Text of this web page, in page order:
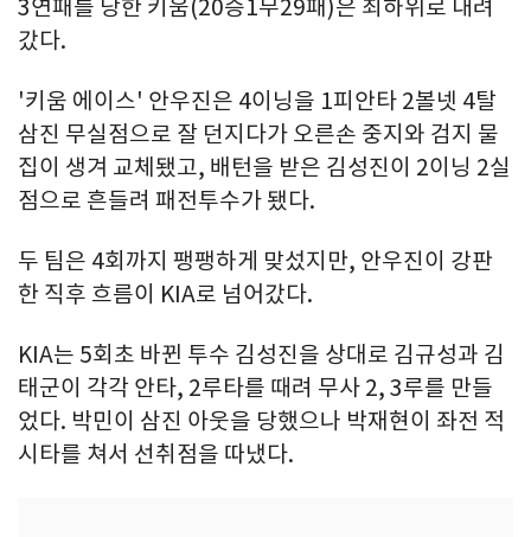
3연패를 당한 키움(20승1무29패)은 최하위로 내려
갔다.
'키움 에이스' 안우진은 4이닝을 1피안타 2볼넷 4탈
삼진 무실점으로 잘 던지다가 오른손 중지와 검지 물
집이 생겨 교체됐고, 배턴을 받은 김성진이 2이닝 2실
점으로 흔들려 패전투수가 됐다.
두 팀은 4회까지 팽팽하게 맞섰지만, 안우진이 강판
한 직후 흐름이 KIA로 넘어갔다.
KIA는 5회초 바뀐 투수 김성진을 상대로 김규성과 김
태군이 각각 안타, 2루타를 때려 무사 2, 3루를 만들
었다. 박민이 삼진 아웃을 당했으나 박재현이 좌전 적
시타를 쳐서 선취점을 따냈다.